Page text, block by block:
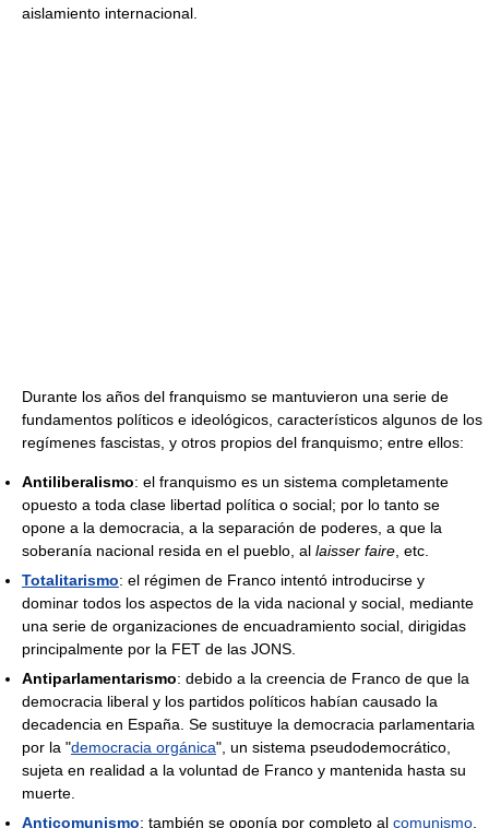
aislamiento internacional.
Durante los años del franquismo se mantuvieron una serie de
fundamentos políticos e ideológicos, característicos algunos de los
regímenes fascistas, y otros propios del franquismo; entre ellos:
Antiliberalismo: el franquismo es un sistema completamente
opuesto a toda clase libertad política o social; por lo tanto se
opone a la democracia, a la separación de poderes, a que la
soberanía nacional resida en el pueblo, al laisser faire , etc.
Totalitarismo: el régimen de Franco intentó introducirse y
dominar todos los aspectos de la vida nacional y social, mediante
una serie de organizaciones de encuadramiento social, dirigidas
principalmente por la FET de las JONS.
Antiparlamentarismo: debido a la creencia de Franco de que la
democracia liberal y los partidos políticos habían causado la
decadencia en España. Se sustituye la democracia parlamentaria
por la "democracia orgánica", un sistema pseudodemocrático,
sujeta en realidad a la voluntad de Franco y mantenida hasta su
muerte.
Anticomunismo: también se oponía por completo al comunismo